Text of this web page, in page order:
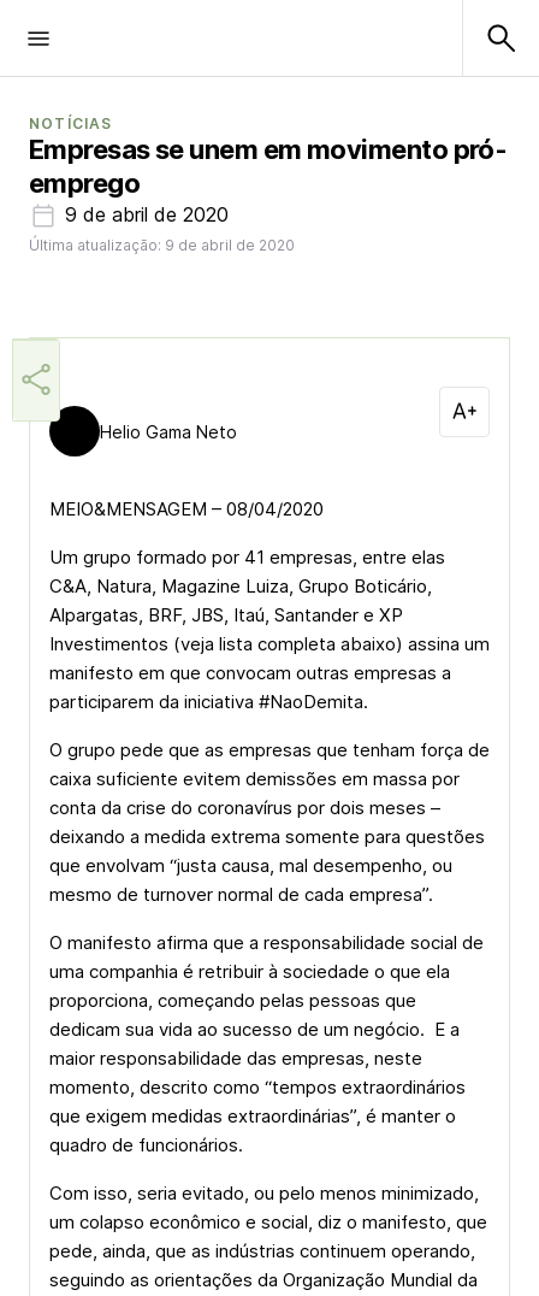
NOTÍCIAS
Empresas se unem em movimento pró-
emprego
9 de abril de 2020
Última atualização: 9 de abril de 2020
Helio Gama Neto
MEIO&MENSAGEM – 08/04/2020
Um grupo formado por 41 empresas, entre elas
C&A, Natura, Magazine Luiza, Grupo Boticário,
Alpargatas, BRF, JBS, Itaú, Santander e XP
Investimentos (veja lista completa abaixo) assina um
manifesto em que convocam outras empresas a
participarem da iniciativa #NaoDemita.
O grupo pede que as empresas que tenham força de
caixa suficiente evitem demissões em massa por
conta da crise do coronavírus por dois meses –
deixando a medida extrema somente para questões
que envolvam “justa causa, mal desempenho, ou
mesmo de turnover normal de cada empresa”.
O manifesto afirma que a responsabilidade social de
uma companhia é retribuir à sociedade o que ela
proporciona, começando pelas pessoas que
dedicam sua vida ao sucesso de um negócio. E a
maior responsabilidade das empresas, neste
momento, descrito como “tempos extraordinários
que exigem medidas extraordinárias”, é manter o
quadro de funcionários.
Com isso, seria evitado, ou pelo menos minimizado,
um colapso econômico e social, diz o manifesto, que
pede, ainda, que as indústrias continuem operando,
seguindo as orientações da Organização Mundial da